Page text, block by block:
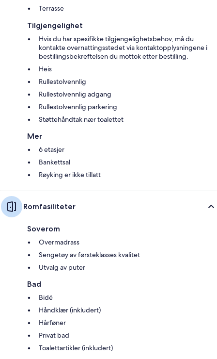
Terrasse
Tilgjengelighet
Hvis du har spesifikke tilgjengelighetsbehov, må du
kontakte overnattingsstedet via kontaktopplysningene i
bestillingsbekreftelsen du mottok etter bestilling.
Heis
Rullestolvennlig
Rullestolvennlig adgang
Rullestolvennlig parkering
Støttehåndtak nær toalettet
Mer
6 etasjer
Bankettsal
Røyking er ikke tillatt
Romfasiliteter
Soverom
Overmadrass
Sengetøy av førsteklasses kvalitet
Utvalg av puter
Bad
Bidé
Håndklær (inkludert)
Hårføner
Privat bad
Toalettartikler (inkludert)